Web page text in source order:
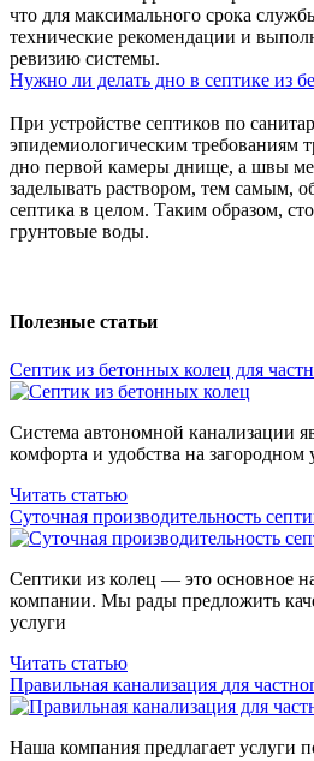
что для максимального срока
технические рекомендации и
ревизию системы.
Нужно ли делать дно в септике из
При устройстве септиков по
эпидемиологическим требованиям
дно первой камеры днище, а швы
заделывать раствором, тем самым,
септика в целом. Таким образом,
грунтовые воды.
Полезные статьи
Септик из бетонных колец для
Система автономной канализации
комфорта и удобства на загородном
Читать статью
Суточная производительность
Септики из колец — это основное
компании. Мы рады предложить
услуги
Читать статью
Правильная канализация для
Наша компания предлагает услуги